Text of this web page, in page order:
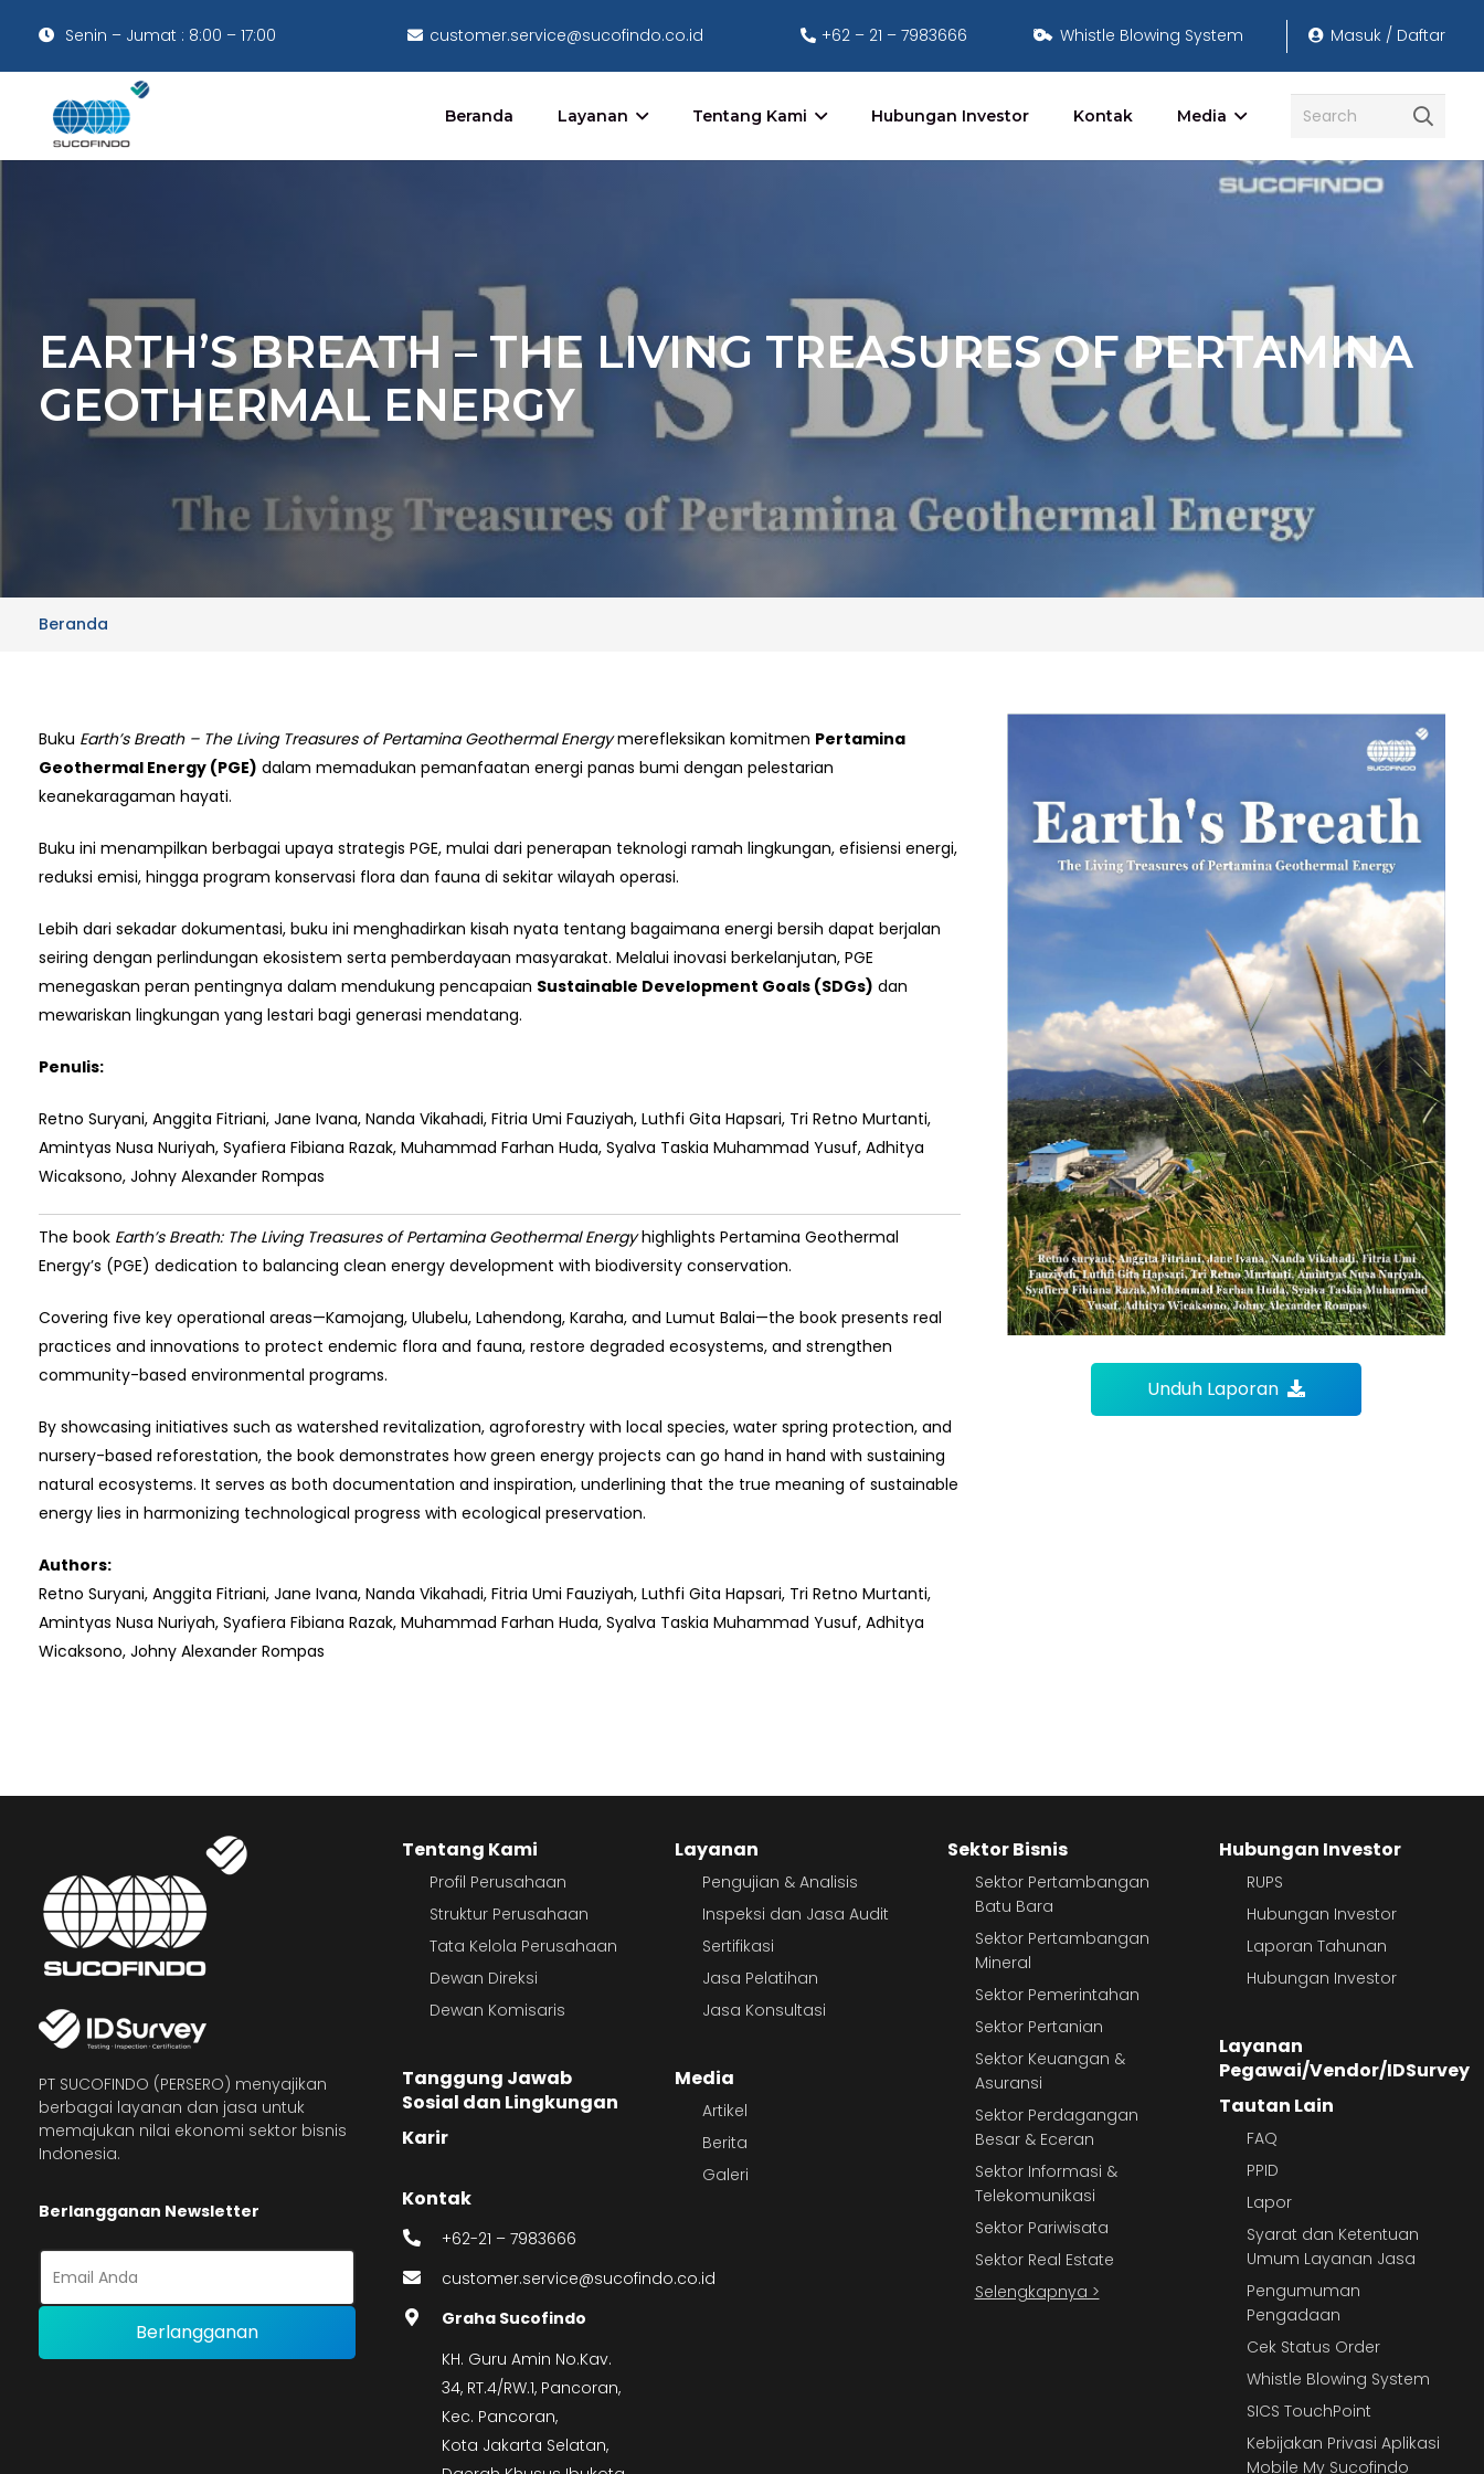
Senin – Jumat : 8:00 – 17:00 customer.service@sucofindo.co.id +62 – 21 – 7983666 Whistle Blowing System Masuk / Daftar
Beranda Layanan Tentang Kami Hubungan Investor Kontak Media
EARTH’S BREATH – THE LIVING TREASURES OF PERTAMINA
GEOTHERMAL ENERGY
Beranda
Buku Earth’s Breath – The Living Treasures of Pertamina Geothermal Energymerefleksikan komitmen Pertamina
Geothermal Energy (PGE) dalam memadukan pemanfaatan energi panas bumi dengan pelestarian
keanekaragaman hayati.
Buku ini menampilkan berbagai upaya strategis PGE, mulai dari penerapan teknologi ramah lingkungan, efisiensi energi,
reduksi emisi, hingga program konservasi flora dan fauna di sekitar wilayah operasi.
Lebih dari sekadar dokumentasi, buku ini menghadirkan kisah nyata tentang bagaimana energi bersih dapat berjalan
seiring dengan perlindungan ekosistem serta pemberdayaan masyarakat. Melalui inovasi berkelanjutan, PGE
menegaskan peran pentingnya dalam mendukung pencapaian Sustainable Development Goals (SDGs) dan
mewariskan lingkungan yang lestari bagi generasi mendatang.
Penulis:
Retno Suryani, Anggita Fitriani, Jane Ivana, Nanda Vikahadi, Fitria Umi Fauziyah, Luthfi Gita Hapsari, Tri Retno Murtanti,
Amintyas Nusa Nuriyah, Syafiera Fibiana Razak, Muhammad Farhan Huda, Syalva Taskia Muhammad Yusuf, Adhitya
Wicaksono, Johny Alexander Rompas
The book Earth’s Breath: The Living Treasures of Pertamina Geothermal Energyhighlights Pertamina Geothermal
Energy’s (PGE) dedication to balancing clean energy development with biodiversity conservation.
Covering five key operational areas—Kamojang, Ulubelu, Lahendong, Karaha, and Lumut Balai—the book presents real
practices and innovations to protect endemic flora and fauna, restore degraded ecosystems, and strengthen
community-based environmental programs.
By showcasing initiatives such as watershed revitalization, agroforestry with local species, water spring protection, and
nursery-based reforestation, the book demonstrates how green energy projects can go hand in hand with sustaining
natural ecosystems. It serves as both documentation and inspiration, underlining that the true meaning of sustainable
energy lies in harmonizing technological progress with ecological preservation.
Authors:
Retno Suryani, Anggita Fitriani, Jane Ivana, Nanda Vikahadi, Fitria Umi Fauziyah, Luthfi Gita Hapsari, Tri Retno Murtanti,
Amintyas Nusa Nuriyah, Syafiera Fibiana Razak, Muhammad Farhan Huda, Syalva Taskia Muhammad Yusuf, Adhitya
Wicaksono, Johny Alexander Rompas
Unduh Laporan
PT SUCOFINDO (PERSERO) menyajikan
berbagai layanan dan jasa untuk
memajukan nilai ekonomi sektor bisnis
Indonesia.
Berlangganan Newsletter
Tentang Kami
Profil Perusahaan
Struktur Perusahaan
Tata Kelola Perusahaan
Dewan Direksi
Dewan Komisaris
Tanggung Jawab
Sosial dan Lingkungan
Karir
Kontak
+62-21 – 7983666
customer.service@sucofindo.co.id
Graha Sucofindo
KH. Guru Amin No.Kav.
34, RT.4/RW.1, Pancoran,
Kec. Pancoran,
Kota Jakarta Selatan,
Layanan
Pengujian & Analisis
Inspeksi dan Jasa Audit
Sertifikasi
Jasa Pelatihan
Jasa Konsultasi
Media
Artikel
Berita
Galeri
Sektor Bisnis
Sektor Pertambangan
Batu Bara
Sektor Pertambangan
Mineral
Sektor Pemerintahan
Sektor Pertanian
Sektor Keuangan &
Asuransi
Sektor Perdagangan
Besar & Eceran
Sektor Informasi &
Telekomunikasi
Sektor Pariwisata
Sektor Real Estate
Selengkapnya >
Hubungan Investor
RUPS
Hubungan Investor
Laporan Tahunan
Hubungan Investor
Layanan
Pegawai/Vendor/IDSurvey
Tautan Lain
FAQ
PPID
Lapor
Syarat dan Ketentuan
Umum Layanan Jasa
Pengumuman
Pengadaan
Cek Status Order
Whistle Blowing System
SICS TouchPoint
Kebijakan Privasi Aplikasi
Mobile My Sucofindo